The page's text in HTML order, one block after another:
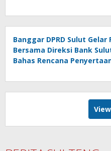
Pemprov Sulut : Turut
Ucapan Selamat
Banggar DPRD Sulut Gelar
Bersama Direksi Bank
Bahas Rencana
PPAS 2027